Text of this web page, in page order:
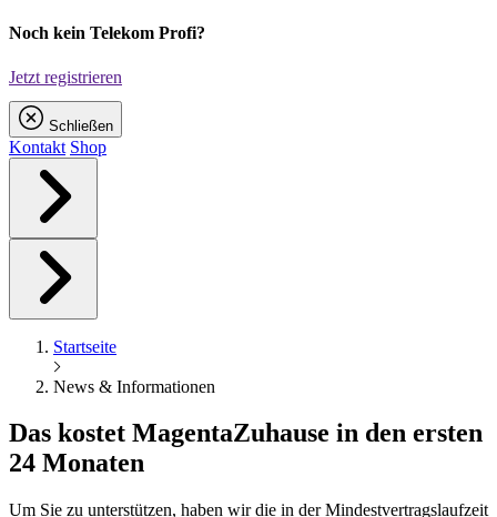
Noch kein Telekom Profi?
Jetzt registrieren
Schließen
Kontakt Shop
Startseite
News & Informationen
Das kostet MagentaZuhause in den ersten
24 Monaten
Um Sie zu unterstützen, haben wir die in der Mindestvertragslaufzeit